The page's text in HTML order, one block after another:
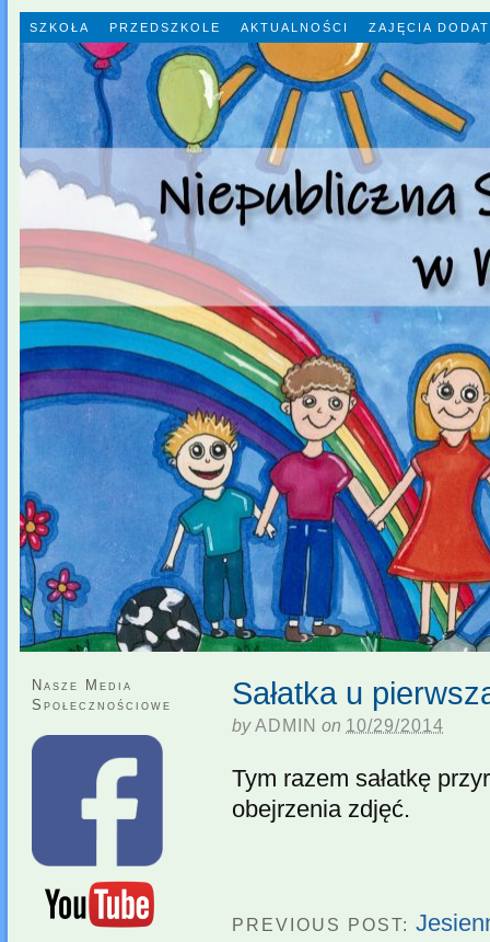
SZKOŁA PRZEDSZKOLE AKTUALNOŚCI ZAJĘCIA
Sałatka u
byADMIN on 10/29/2014
Tym razem sałatkę
obejrzenia zdjęć.
PREVIOUS POST:
Nasze Media
Społecznościowe